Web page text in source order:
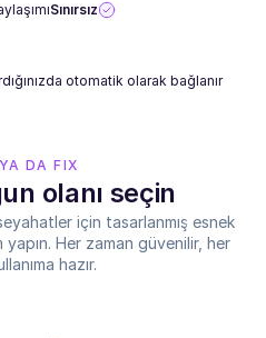
Sınırsız
otomatik olarak bağlanır
DA FIX
olanı seçin
için tasarlanmış esnek
yapın. Her zaman güvenilir, her
hazır.